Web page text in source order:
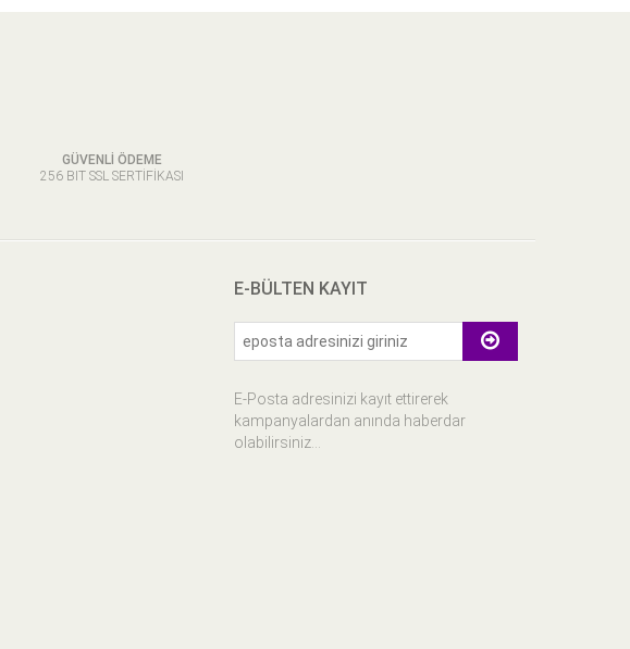
GÜVENLİ ÖDEME
256 BIT SSL SERTIFIKASI
E-BÜLTEN KAYIT
E-Posta adresinizi kayıt ettirerek
kampanyalardan anında haberdar
olabilirsiniz...